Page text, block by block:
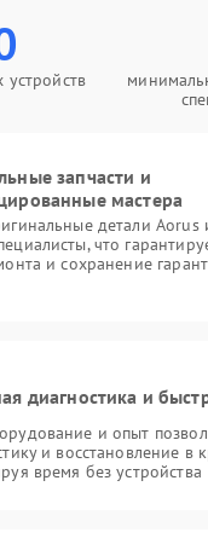
запчасти и
мастера
детали
что
и сохранение
диагностика и
и опыт
и восстановление в
время без устройства